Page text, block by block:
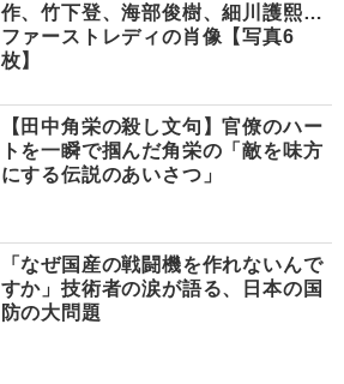
作、竹下登、海部俊樹、細川護熙…
ファーストレディの肖像【写真6
枚】
【田中角栄の殺し文句】官僚のハー
トを一瞬で掴んだ角栄の「敵を味方
にする伝説のあいさつ」
「なぜ国産の戦闘機を作れないんで
すか」技術者の涙が語る、日本の国
防の大問題